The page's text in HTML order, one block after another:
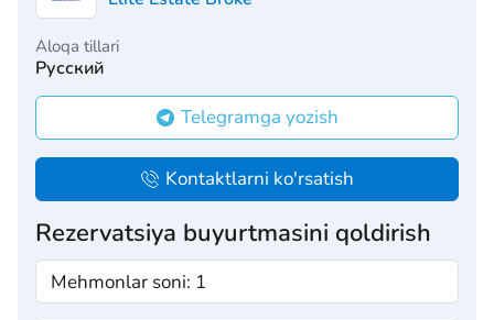
Aloqa tillari
Русский
Telegramga yozish
Kontaktlarni ko'rsatish
Rezervatsiya buyurtmasini qoldirish